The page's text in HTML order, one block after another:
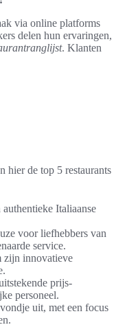
via online platforms
delen hun ervaringen,
. Klanten
hier de top 5 restaurants
Italiaanse
voor liefhebbers van
service.
zijn innovatieve
prijs-
personeel.
uit, met een focus